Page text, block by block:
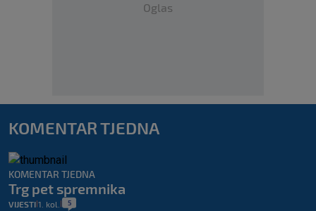
Oglas
KOMENTAR TJEDNA
KOMENTAR TJEDNA
Trg pet spremnika
VIJESTI 1. kol. 5